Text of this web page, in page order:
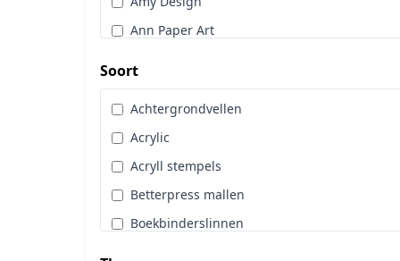
Distress Spritz
Divers
Dot & Do
Embossingpoeder
Embosssingfolder
Enveloppen
Gereedschappen
Hangers
Hobbytijdschrift
Ann Paper Art
Art Impressions
Art Journaling
Berrie's Beauties
By Karin Joan
Cadence
Card Deco
Soort
Achtergrondvellen
Acrylic
Acryll stempels
Betterpress mallen
Boekbinderslinnen